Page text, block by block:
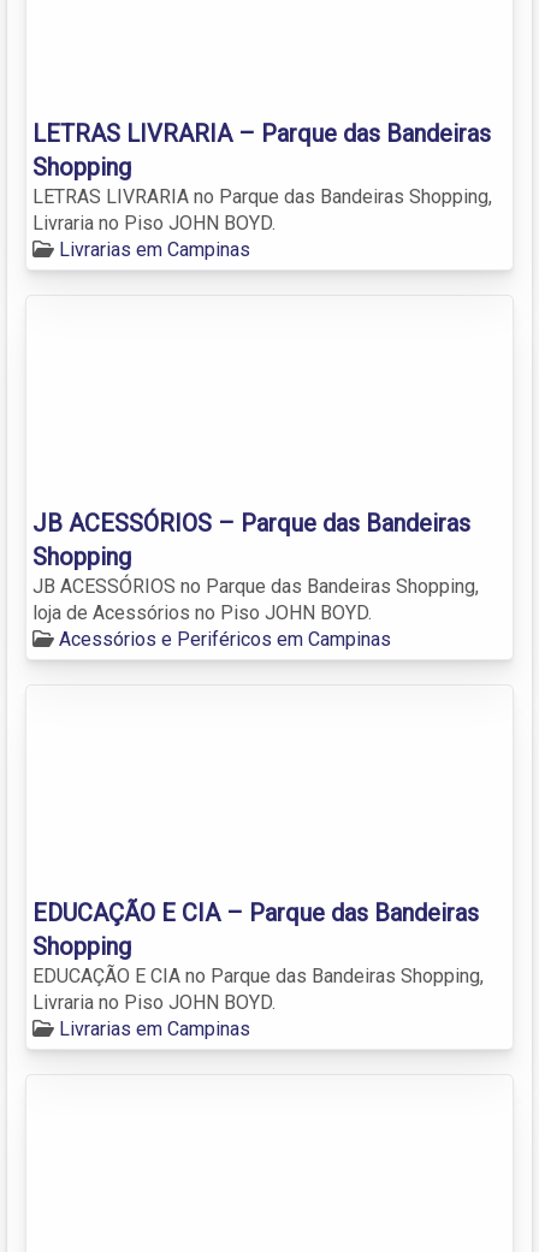
LETRAS LIVRARIA – Parque das Bandeiras
Shopping
LETRAS LIVRARIA no Parque das Bandeiras Shopping,
Livraria no Piso JOHN BOYD.
Livrarias em Campinas
JB ACESSÓRIOS – Parque das Bandeiras
Shopping
JB ACESSÓRIOS no Parque das Bandeiras Shopping,
loja de Acessórios no Piso JOHN BOYD.
Acessórios e Periféricos em Campinas
EDUCAÇÃO E CIA – Parque das Bandeiras
Shopping
EDUCAÇÃO E CIA no Parque das Bandeiras Shopping,
Livraria no Piso JOHN BOYD.
Livrarias em Campinas